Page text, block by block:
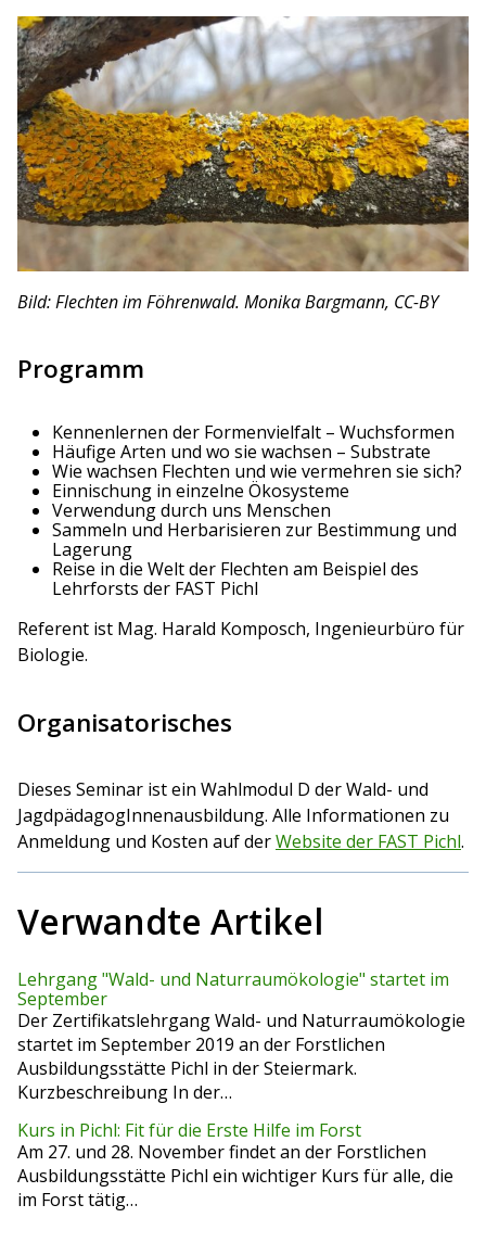
Bild: Flechten im Föhrenwald. Monika Bargmann, CC-BY
Programm
Kennenlernen der Formenvielfalt – Wuchsformen
Häufige Arten und wo sie wachsen – Substrate
Wie wachsen Flechten und wie vermehren sie sich?
Einnischung in einzelne Ökosysteme
Verwendung durch uns Menschen
Sammeln und Herbarisieren zur Bestimmung und
Lagerung
Reise in die Welt der Flechten am Beispiel des
Lehrforsts der FAST Pichl
Referent ist Mag. Harald Komposch, Ingenieurbüro für
Biologie.
Organisatorisches
Dieses Seminar ist ein Wahlmodul D der Wald- und
JagdpädagogInnenausbildung. Alle Informationen zu
Anmeldung und Kosten auf derWebsite der FAST Pichl.
Verwandte Artikel
Lehrgang "Wald- und Naturraumökologie" startet im
September
Der Zertifikatslehrgang Wald- und Naturraumökologie
startet im September 2019 an der Forstlichen
Ausbildungsstätte Pichl in der Steiermark.
Kurzbeschreibung In der…
Kurs in Pichl: Fit für die Erste Hilfe im Forst
Am 27. und 28. November findet an der Forstlichen
Ausbildungsstätte Pichl ein wichtiger Kurs für alle, die
im Forst tätig…